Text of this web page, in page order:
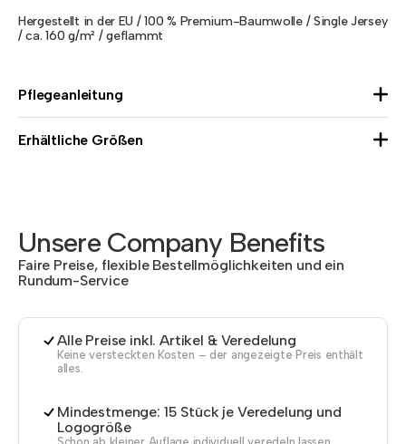
Hergestellt in der EU / 100 % Premium-Baumwolle / Single Jersey
/ ca. 160 g/m² / geflammt
Pflegeanleitung
Erhältliche Größen
Unsere Company Benefits
Faire Preise, flexible Bestellmöglichkeiten und ein
Rundum-Service
Alle Preise inkl. Artikel & Veredelung
Keine versteckten Kosten – der angezeigte Preis enthält
alles.
Mindestmenge: 15 Stück je Veredelung und
Logogröße